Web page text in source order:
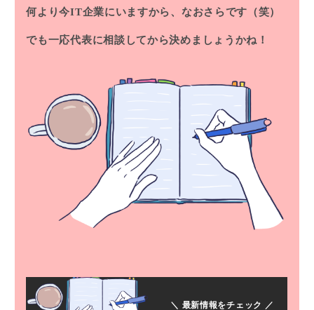
何より今IT企業にいますから、なおさらです（笑）
でも一応代表に相談してから決めましょうかね！
＼ 最新情報をチェック ／